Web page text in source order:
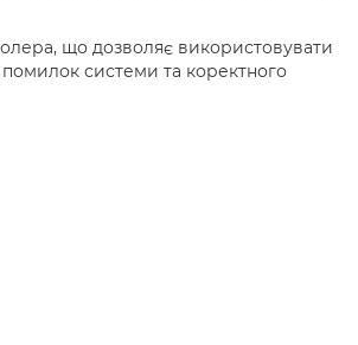
що дозволяє використовувати
системи та коректного